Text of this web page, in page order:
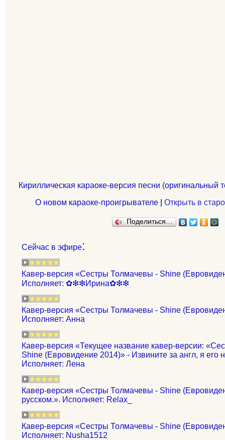
Кириллическая караоке-версия песни (оригинальный
О новом караоке-проигрывателе| Открыть в
Поделиться…
Сейчас в эфире:
Кавер-версия «Сестры Толмачевы - Shine
Исполняет: ✿❇❇Ирина✿❇❇
Кавер-версия «Сестры Толмачевы - Shine
Исполняет: Анна
Кавер-версия «Текущее название кавер-версии:
Shine (Евровидение 2014)» - Извините за англ, я его
Исполняет: Лена
Кавер-версия «Сестры Толмачевы - Shine
русском.». Исполняет: Relax_
Кавер-версия «Сестры Толмачевы - Shine
Исполняет: Nusha1512